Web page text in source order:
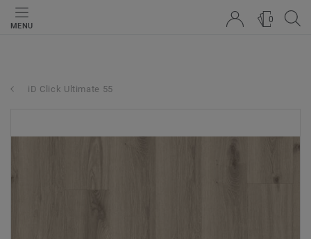
MENU
0
iD Click Ultimate 55